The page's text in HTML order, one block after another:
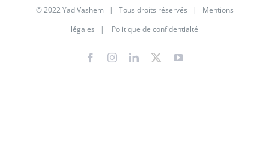
© 2022 Yad Vashem | Tous droits réservés | Mentions
légales | Politique de confidentialté